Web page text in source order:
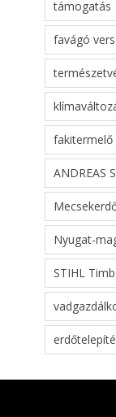
támogatás
favágó
fakitermelő
ANDREAS
Nyugat-
STIHL